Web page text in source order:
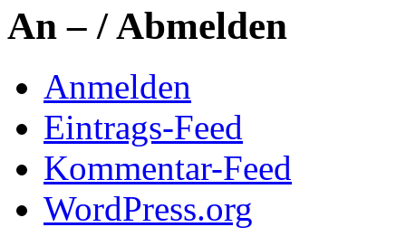
An – / Abmelden
Anmelden
Eintrags-Feed
Kommentar-Feed
WordPress.org